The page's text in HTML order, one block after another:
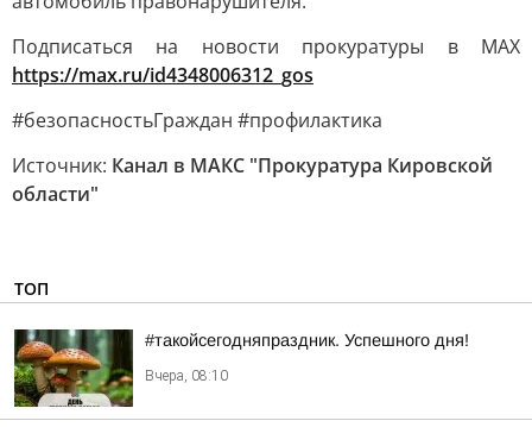
Подписаться на новости прокуратуры в МАХ
https://max.ru/id4348006312_gos
#безопасностьГраждан #профилактика
Источник: Канал в МАКС "Прокуратура Кировской
области"
ТОП
#такойсегодняпраздник. Успешного дня!
Вчера, 08:10